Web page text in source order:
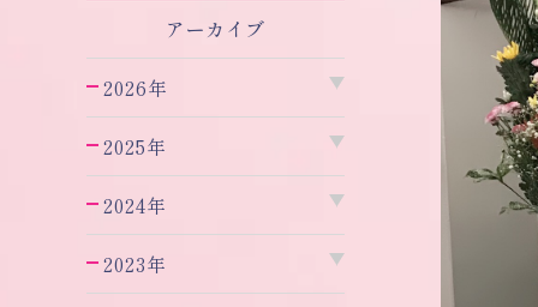
アーカイブ
2026年
2025年
2024年
2023年